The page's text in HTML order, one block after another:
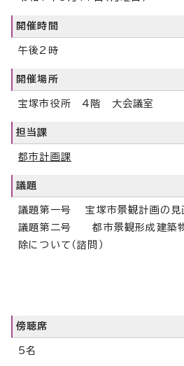
開催時間
午後2時
開催場所
宝塚市役所 4階 大会議室
担当課
都市計画課
議題
議題第一号 宝塚市景観計画の見
議題第二号 都市景観形成建築物
除について（諮問）
傍聴席
5名